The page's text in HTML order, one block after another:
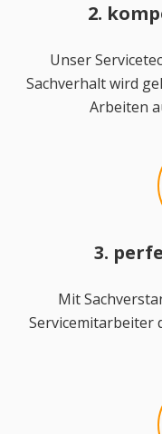
2.
Unser
Sachverhalt wird
Arbeiten
3.
Mit
Servicemitarbeiter